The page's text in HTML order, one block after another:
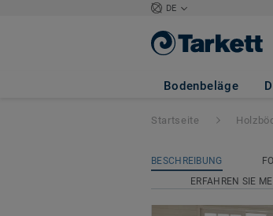
DE
Bodenbeläge
Prestige
Startseite
BESCHREIBUNG
ERFAHREN SIE